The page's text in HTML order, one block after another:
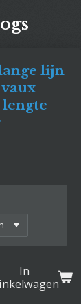
lijn
lengte
In